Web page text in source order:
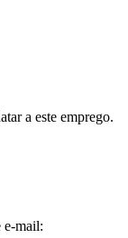
a este emprego.
e-mail: